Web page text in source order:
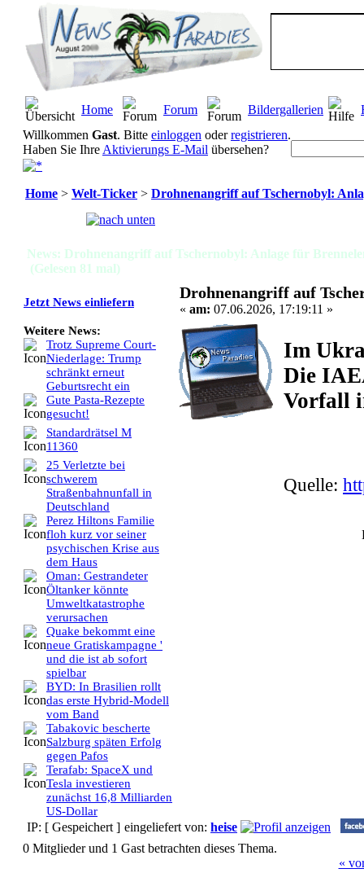
Home Forum Bildergallerien
Willkommen Gast. Bitte einloggen oderregistrieren.
Haben Sie Ihre Aktivierungs E-Mail übersehen?
Home > Welt-Ticker > Drohnenangriff auf Tschernobyl:
News: Drohnenangriff auf Tschernobyl: Anlage für
(Gelesen 81 mal)
Jetzt News einliefern
Weitere News:
Trotz Supreme Court-
Niederlage: Trump
schränkt erneut
Geburtsrecht ein
Gute Pasta-Rezepte
gesucht!
Standardrätsel M
11360
25 Verletzte bei
schwerem
Straßenbahnunfall in
Deutschland
Perez Hiltons Familie
floh kurz vor seiner
psychischen Krise aus
dem Haus
Oman: Gestrandeter
Öltanker könnte
Umweltkatastrophe
verursachen
Quake bekommt eine
neue Gratiskampagne '
und die ist ab sofort
spielbar
BYD: In Brasilien rollt
das erste Hybrid-Modell
vom Band
Tabakovic bescherte
Salzburg späten Erfolg
gegen Pafos
Terafab: SpaceX und
Tesla investieren
zunächst 16,8 Milliarden
US-Dollar
Drohnenangriff auf
« am: 07.06.2026, 17:19:11 »
Im
Die
Vorfall
Quelle:
IP: [ Gespeichert ] eingeliefert von: heise
0 Mitglieder und 1 Gast betrachten dieses Thema.
«